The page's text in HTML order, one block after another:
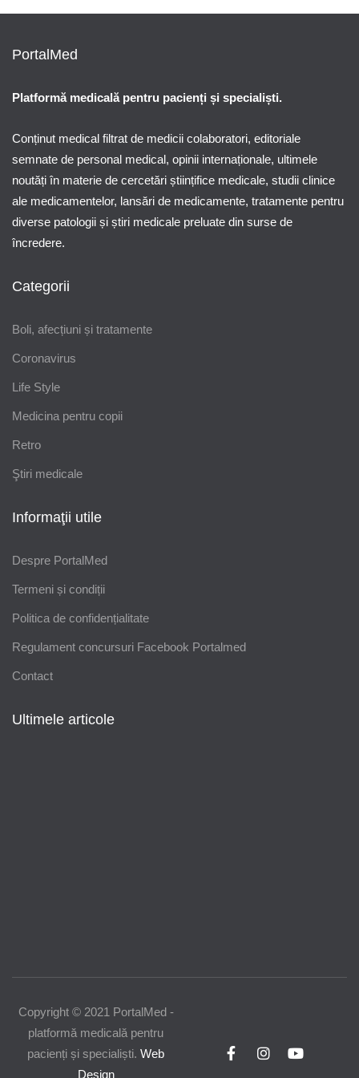
sfaturi medicale
Cum Tratăm Înțepătura de Arici de Mare
PortalMed
Platformă medicală pentru pacienți și specialiști.
Conținut medical filtrat de medicii colaboratori, editoriale
semnate de personal medical, opinii internaționale, ultimele
noutăți în materie de cercetări științifice medicale, studii clinice
ale medicamentelor, lansări de medicamente, tratamente pentru
diverse patologii și știri medicale preluate din surse de
încredere.
Categorii
Boli, afecțiuni și tratamente
Coronavirus
Life Style
Medicina pentru copii
Retro
Ştiri medicale
Informaţii utile
Despre PortalMed
Termeni și condiții
Politica de confidențialitate
Regulament concursuri Facebook Portalmed
Contact
Ultimele articole
Copyright © 2021 PortalMed -
platformă medicală pentru
pacienți și specialiști. Web
Design